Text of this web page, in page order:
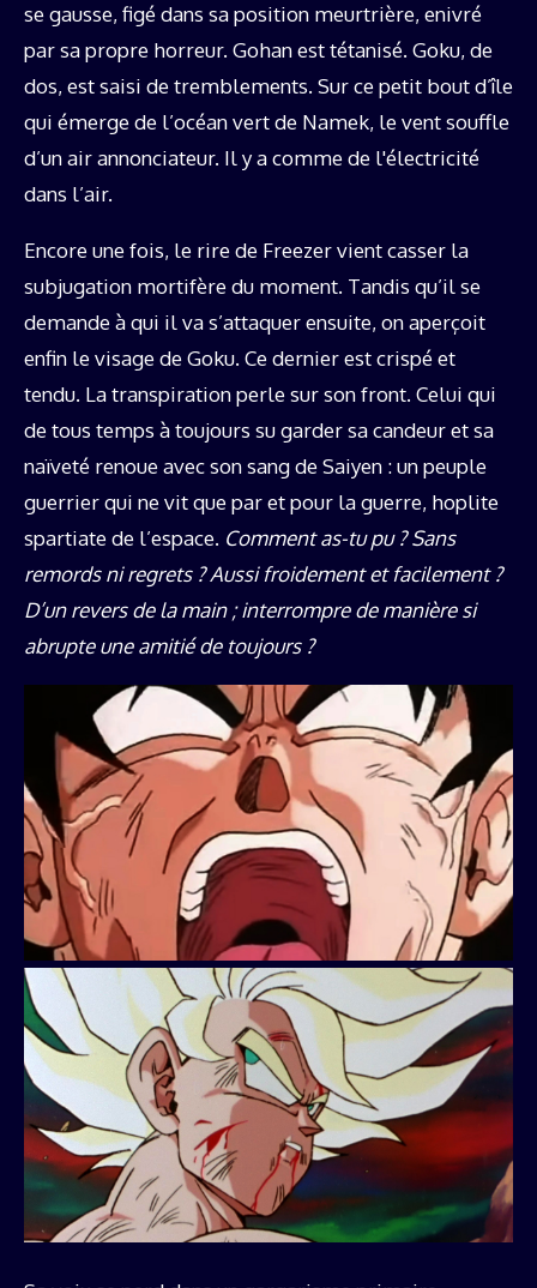
se gausse, figé dans sa position meurtrière, enivré
par sa propre horreur. Gohan est tétanisé. Goku, de
dos, est saisi de tremblements. Sur ce petit bout d’île
qui émerge de l’océan vert de Namek, le vent souffle
d’un air annonciateur. Il y a comme de l'électricité
dans l’air.
Encore une fois, le rire de Freezer vient casser la
subjugation mortifère du moment. Tandis qu’il se
demande à qui il va s’attaquer ensuite, on aperçoit
enfin le visage de Goku. Ce dernier est crispé et
tendu. La transpiration perle sur son front. Celui qui
de tous temps à toujours su garder sa candeur et sa
naïveté renoue avec son sang de Saiyen : un peuple
guerrier qui ne vit que par et pour la guerre, hoplite
spartiate de l’espace. Comment as-tu pu ? Sans
remords ni regrets ? Aussi froidement et facilement ?
D’un revers de la main ; interrompre de manière si
abrupte une amitié de toujours ?